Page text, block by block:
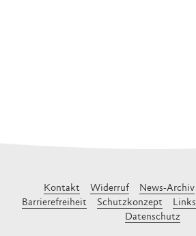
Kontakt Widerruf News-Archiv
Barrierefreiheit
Schutzkonzept Links
Datenschutz